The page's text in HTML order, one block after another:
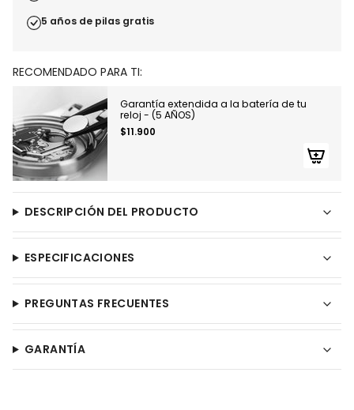
5 años de pilas gratis
RECOMENDADO PARA TI:
Garantía extendida a la batería de tu
reloj - (5 AÑOS)
$11.900
DESCRIPCIÓN DEL PRODUCTO
ESPECIFICACIONES
PREGUNTAS FRECUENTES
GARANTÍA